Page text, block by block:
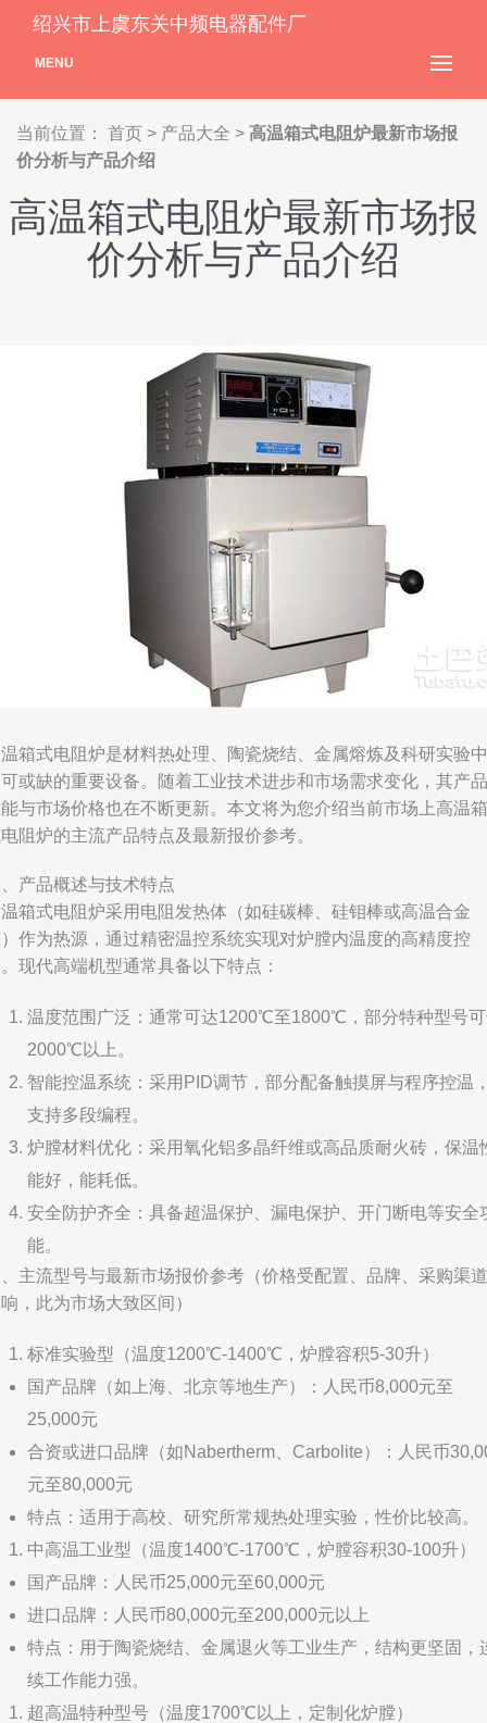
绍兴市上虞东关中频电器配件厂
MENU
当前位置： 首页 > 产品大全 > 高温箱式电阻炉最新市场报
价分析与产品介绍
高温箱式电阻炉最新市场报
价分析与产品介绍
箱式电阻炉是材料热处理、陶瓷烧结、金属熔炼及科研实验中
或缺的重要设备。随着工业技术进步和市场需求变化，其产品
与市场价格也在不断更新。本文将为您介绍当前市场上高温箱
阻炉的主流产品特点及最新报价参考。
产品概述与技术特点
箱式电阻炉采用电阻发热体（如硅碳棒、硅钼棒或高温合金
作为热源，通过精密温控系统实现对炉膛内温度的高精度控
现代高端机型通常具备以下特点：
温度范围广泛：通常可达1200℃至1800℃，部分特种型号
2000℃以上。
智能控温系统：采用PID调节，部分配备触摸屏与程序控温
支持多段编程。
炉膛材料优化：采用氧化铝多晶纤维或高品质耐火砖，保温
能好，能耗低。
安全防护齐全：具备超温保护、漏电保护、开门断电等安全
能。
主流型号与最新市场报价参考（价格受配置、品牌、采购渠道
，此为市场大致区间）
标准实验型（温度1200℃-1400℃，炉膛容积5-30升）
国产品牌（如上海、北京等地生产）：人民币8,000元至
25,000元
合资或进口品牌（如Nabertherm、Carbolite）：人民币
元至80,000元
特点：适用于高校、研究所常规热处理实验，性价比较高。
中高温工业型（温度1400℃-1700℃，炉膛容积30-100升）
国产品牌：人民币25,000元至60,000元
进口品牌：人民币80,000元至200,000元以上
特点：用于陶瓷烧结、金属退火等工业生产，结构更坚固，
续工作能力强。
超高温特种型号（温度1700℃以上，定制化炉膛）